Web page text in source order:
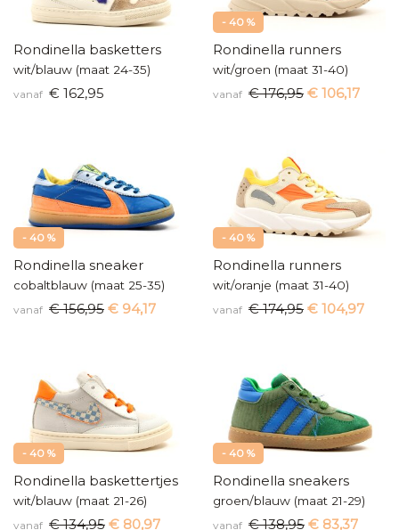
Rondinella basketters
wit/blauw (maat 24-35)
vanaf € 162,95
- 40 %
Rondinella runners
wit/groen (maat 31-40)
vanaf € 176,95 € 106,17
- 40 %
Rondinella sneaker
cobaltblauw (maat 25-35)
vanaf € 156,95 € 94,17
- 40 %
Rondinella runners
wit/oranje (maat 31-40)
vanaf € 174,95 € 104,97
- 40 %
Rondinella baskettertjes
wit/blauw (maat 21-26)
vanaf € 134,95 € 80,97
- 40 %
Rondinella sneakers
groen/blauw (maat 21-29)
vanaf € 138,95 € 83,37